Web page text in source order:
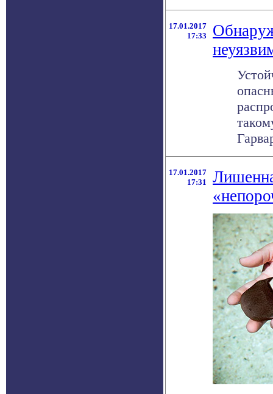
17.01.2017
17:33
17.01.2017
17:31